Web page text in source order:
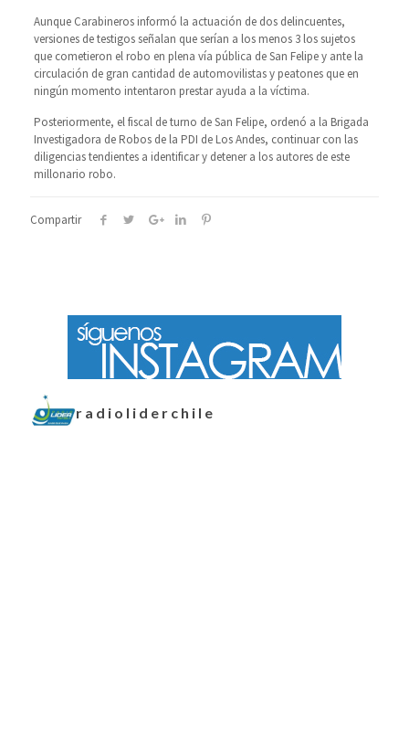
Aunque Carabineros informó la actuación de dos delincuentes,
versiones de testigos señalan que serían a los menos 3 los sujetos
que cometieron el robo en plena vía pública de San Felipe y ante la
circulación de gran cantidad de automovilistas y peatones que en
ningún momento intentaron prestar ayuda a la víctima.
Posteriormente, el fiscal de turno de San Felipe, ordenó a la Brigada
Investigadora de Robos de la PDI de Los Andes, continuar con las
diligencias tendientes a identificar y detener a los autores de este
millonario robo.
Compartir
radioliderchile